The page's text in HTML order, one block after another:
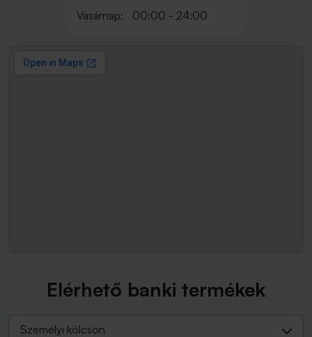
Vasárnap:
00:00 - 24:00
Elérhető banki termékek
Személyi kölcsön